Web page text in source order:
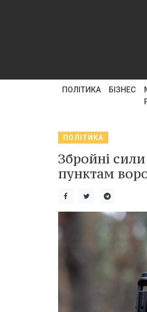
ПОЛІТИКА БІЗНЕС
ПОЛІТИКА
Збройні
пунктам